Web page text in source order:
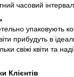
часовий
упаковують
прибудуть в
свіжі квіти та
Клієнтів